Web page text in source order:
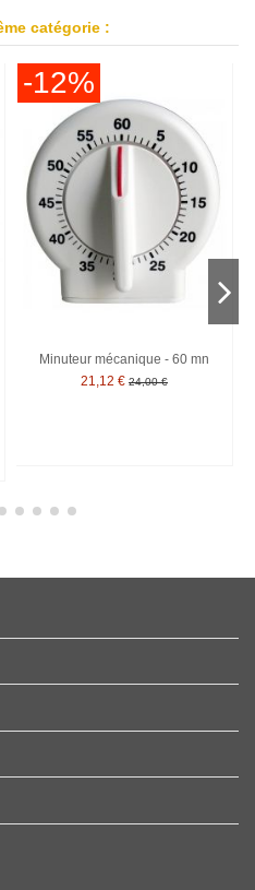
catégorie :
-12%
Minuteur mécanique - 60 mn
21,12 € 24,00 €